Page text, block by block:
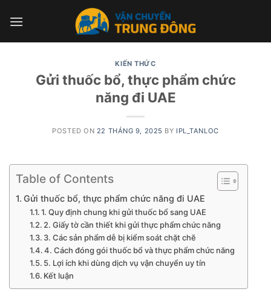
KIẾN THỨC
Gửi thuốc bổ, thực phẩm chức
năng đi UAE
POSTED ON 22 THÁNG 9, 2025 BY IPL_TANLOC
Table of Contents
Gửi thuốc bổ, thực phẩm chức năng đi UAE
1. Quy định chung khi gửi thuốc bổ sang UAE
2. Giấy tờ cần thiết khi gửi thực phẩm chức năng
3. Các sản phẩm dễ bị kiểm soát chặt chẽ
4. Cách đóng gói thuốc bổ và thực phẩm chức năng
5. Lợi ích khi dùng dịch vụ vận chuyển uy tín
Kết luận